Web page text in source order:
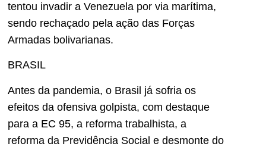
tentou invadir a Venezuela por via marítima,
sendo rechaçado pela ação das Forças
Armadas bolivarianas.
BRASIL
Antes da pandemia, o Brasil já sofria os
efeitos da ofensiva golpista, com destaque
para a EC 95, a reforma trabalhista, a
reforma da Previdência Social e desmonte do